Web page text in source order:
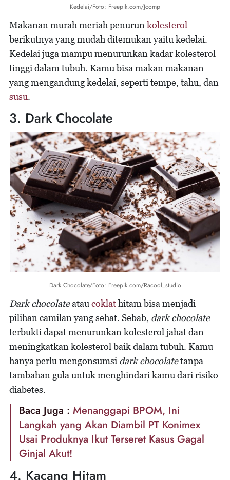
Kedelai/Foto: Freepik.com/Jcomp
Makanan murah meriah penurun kolesterol
berikutnya yang mudah ditemukan yaitu kedelai.
Kedelai juga mampu menurunkan kadar kolesterol
tinggi dalam tubuh. Kamu bisa makan makanan
yang mengandung kedelai, seperti tempe, tahu, dan
susu.
3. Dark Chocolate
Dark Chocolate/Foto: Freepik.com/Racool_studio
Dark chocolateatau coklathitam bisa menjadi
pilihan camilan yang sehat. Sebab, dark chocolate
terbukti dapat menurunkan kolesterol jahat dan
meningkatkan kolesterol baik dalam tubuh. Kamu
hanya perlu mengonsumsi dark chocolatetanpa
tambahan gula untuk menghindari kamu dari risiko
diabetes.
Baca Juga : Menanggapi BPOM, Ini
Langkah yang Akan Diambil PT Konimex
Usai Produknya Ikut Terseret Kasus Gagal
Ginjal Akut!
4. Kacang Hitam